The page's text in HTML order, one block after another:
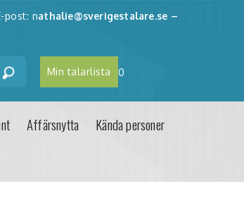
post: nathalie@sverigestalare.se –
Min talarlista 0
Affärsnytta
Kända personer